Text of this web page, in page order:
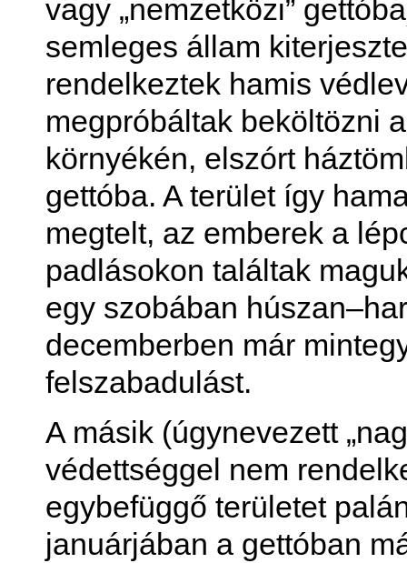
vagy „nemzetközi”
semleges állam
rendelkeztek hamis
megpróbáltak beköltözni
környékén, elszórt
gettóba. A terület így
megtelt, az emberek a
padlásokon találtak
egy szobában
decemberben már
felszabadulást.
A másik (úgynevezett
védettséggel nem
egybefüggő területet
januárjában a gettóban